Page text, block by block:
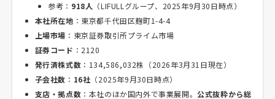
参考： 918人 （LIFULLグループ、2025年9月30日時点）
本社所在地 ：東京都千代田区麹町1-4-4
上場市場 ：東京証券取引所プライム市場
証券コード ：2120
発行済株式数 ：134,586,032株（2026年3月31日現在）
子会社数 ： 16社 （2025年9月30日時点）
支店・拠点数 ：本社のほか国内外で事業展開。公式抜粋から総